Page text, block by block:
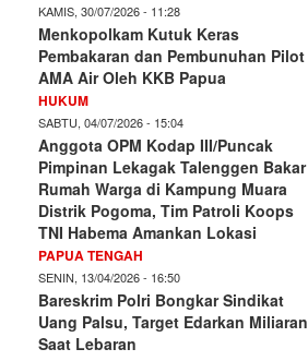
KAMIS, 30/07/2026 - 11:28
Menkopolkam Kutuk Keras
Pembakaran dan Pembunuhan Pilot
AMA Air Oleh KKB Papua
HUKUM
SABTU, 04/07/2026 - 15:04
Anggota OPM Kodap III/Puncak
Pimpinan Lekagak Talenggen Bakar
Rumah Warga di Kampung Muara
Distrik Pogoma, Tim Patroli Koops
TNI Habema Amankan Lokasi
PAPUA TENGAH
SENIN, 13/04/2026 - 16:50
Bareskrim Polri Bongkar Sindikat
Uang Palsu, Target Edarkan Miliaran
Saat Lebaran